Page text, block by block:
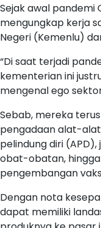
Sejak awal pandemi
mengungkap kerja
Negeri (Kemenlu)
“Di saat terjadi
kementerian ini
mengenal ego
Sebab, mereka
pengadaan alat-
pelindung diri
obat-obatan,
pengembangan
Dengan nota
dapat memiliki